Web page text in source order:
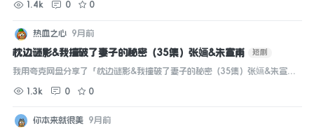
速，支持电视投屏。...
1.4k 0 0
热血之心 9月前
枕边谜影&我撞破了妻子的秘密（35集）张婳&朱宣甫 短剧
我用夸克网盘分享了「枕边谜影&我撞破了妻子的秘密（35集）张婳&朱宣
享原画5倍速，支持电视投屏。...
1.3k 0 0
你本来就很美 9月前